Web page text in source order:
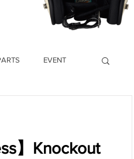
EVENT
】Knockout